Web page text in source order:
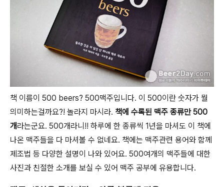
책 이름이 500 beers? 500맥주입니다. 이 500이란 숫자가 뭘
의미하는걸까요?! 놀라지 마시라. 책에 수록된 맥주 종류만 500
개라는군요. 500개라니!! 하루에 한 종류씩 1년을 마셔도 이 책에
나온 맥주들을 다 마셔볼 수 없네요. 책에는 맥주관련 용어와 함께
제조법 등 다양한 설명이 나와 있어요. 500여개의 맥주들에 대한
사진과 친절한 소개를 보실 수 있어 맥주 공부에 유용합니다.